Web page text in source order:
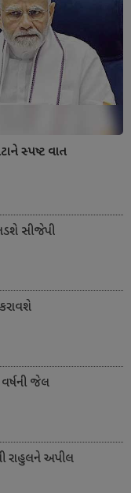
સ્પષ્ટ વાત
સીજેપી
જેલ
રાહુલને અપીલ